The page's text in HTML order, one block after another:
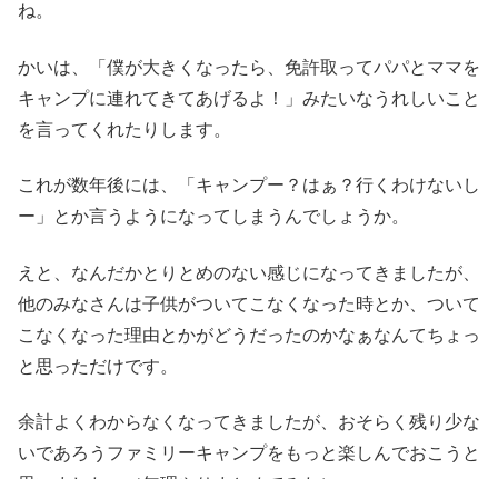
ね。
かいは、「僕が大きくなったら、免許取ってパパとママを
キャンプに連れてきてあげるよ！」みたいなうれしいこと
を言ってくれたりします。
これが数年後には、「キャンプー？はぁ？行くわけないし
ー」とか言うようになってしまうんでしょうか。
えと、なんだかとりとめのない感じになってきましたが、
他のみなさんは子供がついてこなくなった時とか、ついて
こなくなった理由とかがどうだったのかなぁなんてちょっ
と思っただけです。
余計よくわからなくなってきましたが、おそらく残り少な
いであろうファミリーキャンプをもっと楽しんでおこうと